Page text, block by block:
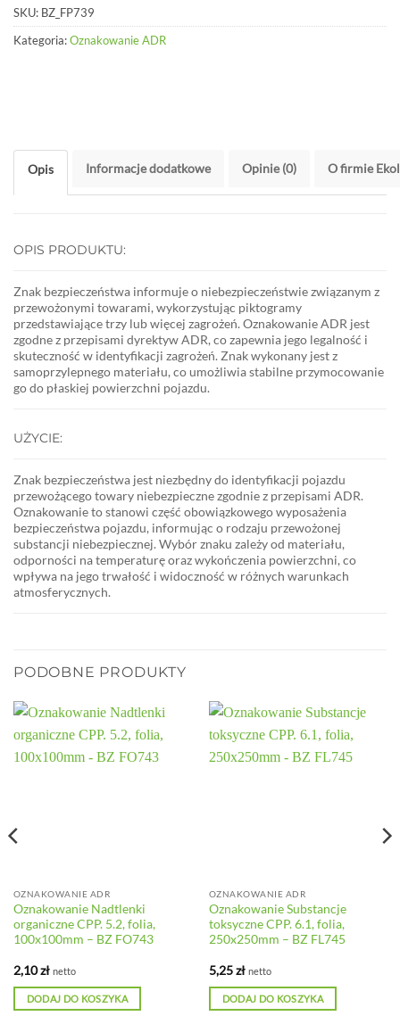
SKU: BZ_FP739
Kategoria:Oznakowanie ADR
Opis Informacje dodatkowe Opinie (0) O firmie
OPIS PRODUKTU:
Znak bezpieczeństwa informuje o niebezpieczeństwie związanym z
przewożonymi towarami, wykorzystując piktogramy
przedstawiające trzy lub więcej zagrożeń. Oznakowanie ADR jest
zgodne z przepisami dyrektyw ADR, co zapewnia jego legalność i
skuteczność w identyfikacji zagrożeń. Znak wykonany jest z
samoprzylepnego materiału, co umożliwia stabilne przymocowanie
go do płaskiej powierzchni pojazdu.
UŻYCIE:
Znak bezpieczeństwa jest niezbędny do identyfikacji pojazdu
przewożącego towary niebezpieczne zgodnie z przepisami ADR.
Oznakowanie to stanowi część obowiązkowego wyposażenia
bezpieczeństwa pojazdu, informując o rodzaju przewożonej
substancji niebezpiecznej. Wybór znaku zależy od materiału,
odporności na temperaturę oraz wykończenia powierzchni, co
wpływa na jego trwałość i widoczność w różnych warunkach
atmosferycznych.
PODOBNE PRODUKTY
OZNAKOWANIE ADR
Oznakowanie Nadtlenki
organiczne CPP. 5.2, folia,
100x100mm – BZ FO743
2,10zł netto
DODAJ DO KOSZYKA
OZNAKOWANIE ADR
Oznakowanie Substancje
toksyczne CPP. 6.1, folia,
250x250mm – BZ FL745
5,25zł netto
DODAJ DO KOSZYKA